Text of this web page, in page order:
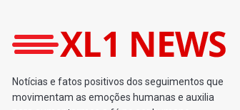
Home Loterias
Ganhadores da